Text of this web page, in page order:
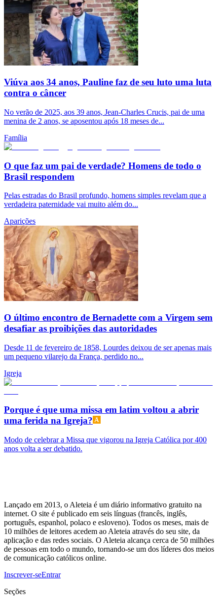
Viúva aos 34 anos, Pauline faz de seu luto uma luta
contra o câncer
No verão de 2025, aos 39 anos, Jean-Charles Crucis, pai de uma
menina de 2 anos, se aposentou após 18 meses de...
Família
O que faz um pai de verdade? Homens de todo o
Brasil respondem
Pelas estradas do Brasil profundo, homens simples revelam que a
verdadeira paternidade vai muito além do...
Aparições
O último encontro de Bernadette com a Virgem sem
desafiar as proibições das autoridades
Desde 11 de fevereiro de 1858, Lourdes deixou de ser apenas mais
um pequeno vilarejo da França, perdido no...
Igreja
Porque é que uma missa em latim voltou a abrir
uma ferida na Igreja?
Modo de celebrar a Missa que vigorou na Igreja Católica por 400
anos volta a ser debatido.
Lançado em 2013, o Aleteia é um diário informativo gratuito na
internet. O site é publicado em seis línguas (francês, inglês,
português, espanhol, polaco e esloveno). Todos os meses, mais de
10 milhões de leitores acedem ao Aleteia através do seu site, da
aplicação e das redes sociais. O Aleteia alcança cerca de 50 milhões
de pessoas em todo o mundo, tornando-se um dos líderes dos meios
de comunicação católicos online.
Inscrever-seEntrar
Seções